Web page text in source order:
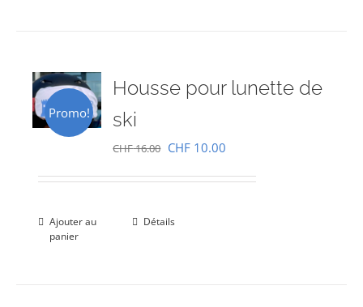
Promo!
Housse pour lunette de
ski
CHF16.00 Le
était :
CHF 10.00
Ajouter au
panier
Détails